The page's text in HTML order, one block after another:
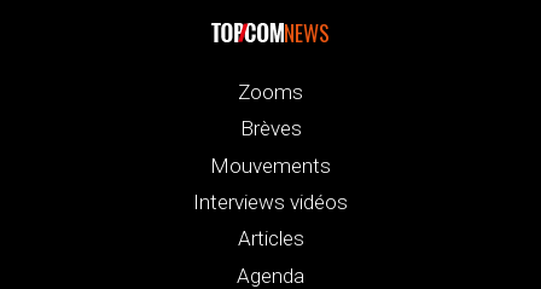
NEWS
Zooms
Brèves
Mouvements
Interviews vidéos
Articles
Agenda